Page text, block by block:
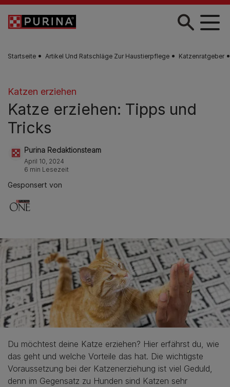
Zum Hauptinhalt springen
Startseite Artikel Und Ratschläge Zur Haustierpflege Katzenratgeber
Katzen erziehen
Katze erziehen: Tipps und
Tricks
Purina Redaktionsteam
April 10, 2024
6 min Lesezeit
Gesponsert von
Du möchtest deine Katze erziehen? Hier erfährst du, wie
das geht und welche Vorteile das hat. Die wichtigste
Voraussetzung bei der Katzenerziehung ist viel Geduld,
denn im Gegensatz zu Hunden sind Katzen sehr